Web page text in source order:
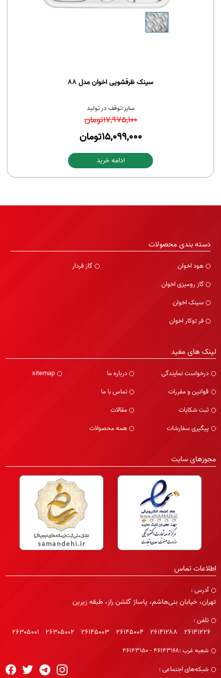
سینک ظرفشویی اخوان مدل 88
سایز:توقف در تولید
17,975,100تومان
15,099,000تومان
ادامه خرید
دسته بندی محصولات
هود اخوان
گاز رومیزی اخوان
سینک اخوان
فر توکار اخوان
گاز فردار
لینک های مفید
درخواست نمایندگی
قوانین و مقررات
ثبت شکایات
پیگیری سفارشات
درباره ما
تماس با ما
مقالات
همه محصولات
sitemap
مجوزهای سایت
اطلاعات تماس
آدرس :
تهران، خیابان بنی‌هاشم، پاساژ گلشن راز، طبقه زیرین
تلفن :
۲۶۳۰۵۰۰۱ ۲۶۳۰۵۰۰۲ ۲۶۱۴۵۰۰۳ ۲۶۱۴۵۰۰۴ ۲۶۱۴۱۲۸۸ ۲۶۱۴۱۲۲۶
شعبه غرب :۴۶۱۴۳۱۶۸ - ۴۶۱۴۳۱۵۰
شبکه‌های اجتماعی :